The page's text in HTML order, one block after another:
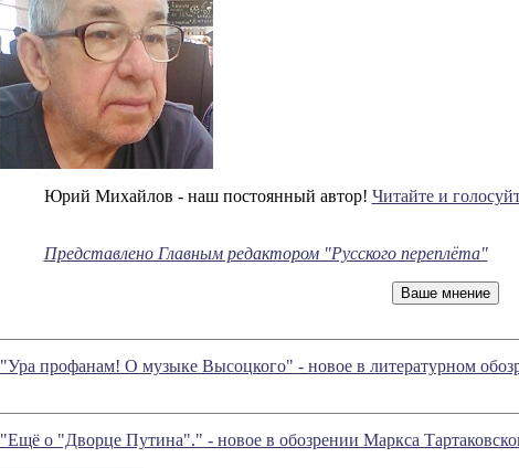
Юрий Михайлов - наш постоянный автор! Читайте и
Представлено Главным редактором "Русского переплёта"
"Ура профанам! О музыке Высоцкого" - новое в литературном
"Ещё о "Дворце Путина"." - новое в обозрении Маркса